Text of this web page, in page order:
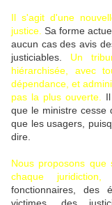
Il s'agit d'une
justice. Sa forme
aucun cas des avis
justiciables. Un
hiérarchisée, avec
dépendance, et
pas la plus ouverte.
que le ministre cesse
que les usagers,
dire.
Nous proposons que
chaque juridiction,
fonctionnaires, des